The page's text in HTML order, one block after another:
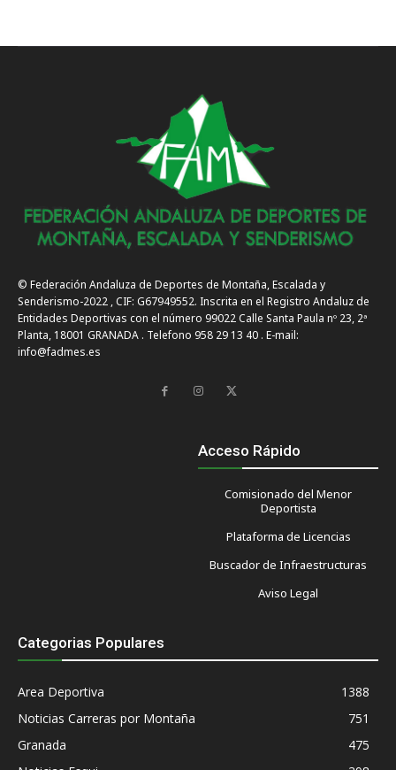
© Federación Andaluza de Deportes de Montaña, Escalada y
Senderismo-2022 , CIF: G67949552. Inscrita en el Registro Andaluz de
Entidades Deportivas con el número 99022 Calle Santa Paula nº 23, 2ª
Planta, 18001 GRANADA . Telefono 958 29 13 40 . E-mail:
info@fadmes.es
Acceso Rápido
Comisionado del Menor
Deportista
Plataforma de Licencias
Buscador de Infraestructuras
Aviso Legal
Categorias Populares
Area Deportiva
1388
Noticias Carreras por Montaña
751
Granada
475